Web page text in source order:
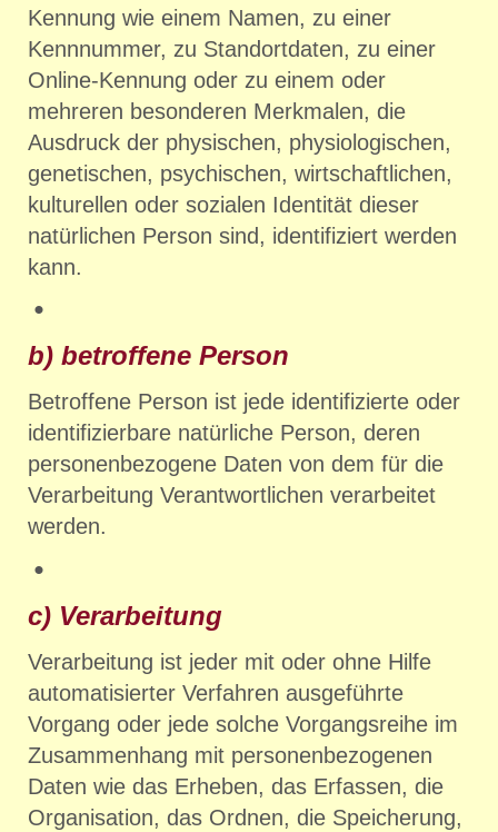
Kennung wie einem Namen, zu einer
Kennnummer, zu Standortdaten, zu einer
Online-Kennung oder zu einem oder
mehreren besonderen Merkmalen, die
Ausdruck der physischen, physiologischen,
genetischen, psychischen, wirtschaftlichen,
kulturellen oder sozialen Identität dieser
natürlichen Person sind, identifiziert werden
kann.
b) betroffene Person
Betroffene Person ist jede identifizierte oder
identifizierbare natürliche Person, deren
personenbezogene Daten von dem für die
Verarbeitung Verantwortlichen verarbeitet
werden.
c) Verarbeitung
Verarbeitung ist jeder mit oder ohne Hilfe
automatisierter Verfahren ausgeführte
Vorgang oder jede solche Vorgangsreihe im
Zusammenhang mit personenbezogenen
Daten wie das Erheben, das Erfassen, die
Organisation, das Ordnen, die Speicherung,